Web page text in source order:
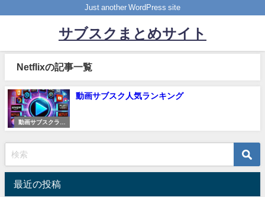
Just another WordPress site
サブスクまとめサイト
Netflixの記事一覧
動画サブスクラン
キング
動画サブスク人気ランキング
最近の投稿